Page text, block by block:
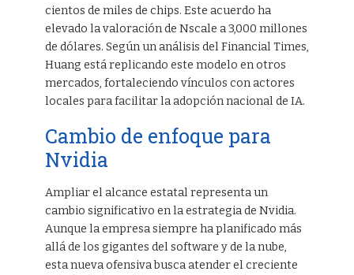
cientos de miles de chips. Este acuerdo ha
elevado la valoración de Nscale a 3,000 millones
de dólares. Según un análisis del Financial Times,
Huang está replicando este modelo en otros
mercados, fortaleciendo vínculos con actores
locales para facilitar la adopción nacional de IA.
Cambio de enfoque para
Nvidia
Ampliar el alcance estatal representa un
cambio significativo en la estrategia de Nvidia.
Aunque la empresa siempre ha planificado más
allá de los gigantes del software y de la nube,
esta nueva ofensiva busca atender el creciente